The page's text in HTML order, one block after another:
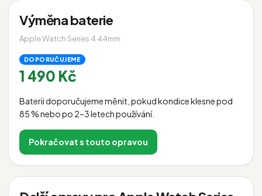
Výměna baterie
Apple Watch Series 4 44mm
DOPORUČUJEME
1 490 Kč
Baterii doporučujeme měnit, pokud kondice klesne pod
85 % nebo po 2–3 letech používání.
Pokračovat s touto opravou